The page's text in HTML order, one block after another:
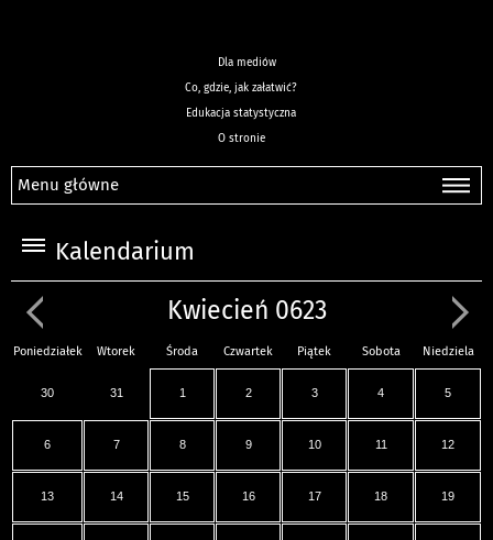
Dla mediów
Co, gdzie, jak załatwić?
Edukacja statystyczna
O stronie
Menu główne
Kalendarium
Kwiecień 0623
Poniedziałek Wtorek Środa Czwartek Piątek Sobota Niedziela
30 31 1 2 3 4 5
6 7 8 9 10 11 12
13 14 15 16 17 18 19